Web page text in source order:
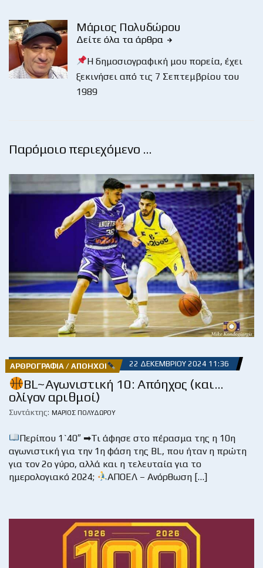
Μάριος Πολυδώρου
Δείτε όλα τα άρθρα
Η δημοσιογραφική μου πορεία, έχει
ξεκινήσει από τις 7 Σεπτεμβρίου του
1989
Παρόμοιο περιεχόμενο …
ΑΡΘΡΟΓΡΑΦΊΑ / ΑΠΌΗΧΟΙ 22 ΔΕΚΕΜΒΡΊΟΥ 2024 11:36
BL~Αγωνιστική 10: Απόηχος (και…
ολίγον αριθμοί)
Συντάκτης: ΜΆΡΙΟΣ ΠΟΛΥΔΏΡΟΥ
Περίπου 1`40″ ➡Τι άφησε στο πέρασμα της η 10η
αγωνιστική για την 1η φάση της BL, που ήταν η πρώτη
για τον 2ο γύρο, αλλά και η τελευταία για το
ημερολογιακό 2024;
ΑΠΟΕΛ – Ανόρθωση […]